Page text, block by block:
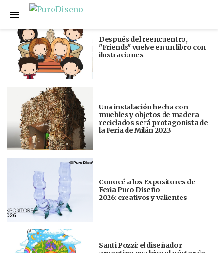
Anterior
Después del reencuentro,
"Friends" vuelve en un libro con
ilustraciones
Una instalación hecha con
muebles y objetos de madera
reciclados será protagonista de
la Feria de Milán 2023
Conocé a los Expositores de
Feria Puro Diseño
2026: creativos y valientes
Santi Pozzi: el diseñador
Siguiente